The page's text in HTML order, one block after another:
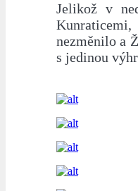
Jelikož v
nezměnilo a
s jedinou